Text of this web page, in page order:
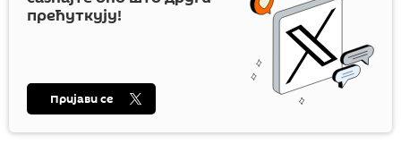
прећуткују!
Пријави се